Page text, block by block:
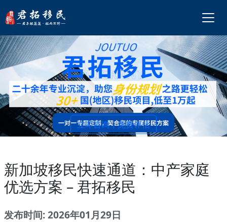
立即咨询，免费评估
新加坡移民快速通道：中产家庭
优选方案 – 君拓移民
发布时间: 2026年01月29日